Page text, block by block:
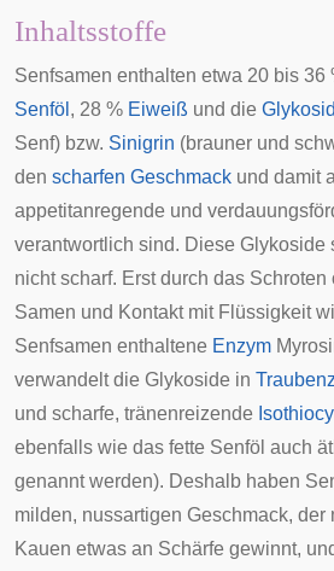
Inhaltsstoffe
Senfsamen enthalten etwa 20 bis 36
Senföl , 28 % Eiweiß und die
Senf) bzw. Sinigrin (brauner und
den scharfen Geschmack und damit
appetitanregende und
verantwortlich sind. Diese Glykoside
nicht scharf. Erst durch das
Samen und Kontakt mit Flüssigkeit
Senfsamen enthaltene Enzym
verwandelt die Glykoside in
und scharfe, tränenreizende
ebenfalls wie das fette Senföl auch
genannt werden). Deshalb haben
milden, nussartigen Geschmack, der
Kauen etwas an Schärfe gewinnt,